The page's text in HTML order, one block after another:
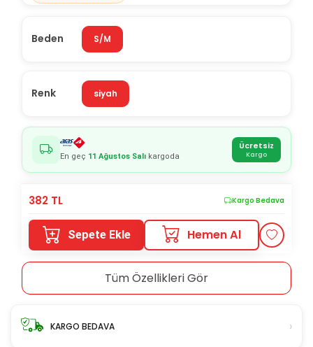
Beden S/M
Renk siyah
En geç 11 Ağustos Salı kargoda
Ücretsiz
Kargo
382 TL Kargo Bedava
Sepete Ekle Hemen Al
Tüm Özellikleri Gör
KARGO BEDAVA ›